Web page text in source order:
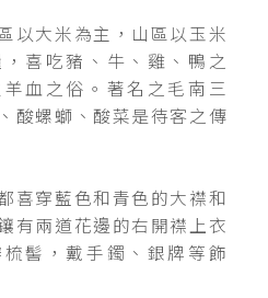
以大米為主，山區以玉米
喜吃豬、牛、雞、鴨之
血之俗。著名之毛南三
酸螺螄、酸菜是待客之傳
喜穿藍色和青色的大襟和
有兩道花邊的右開襟上衣
髻，戴手鐲、銀牌等飾